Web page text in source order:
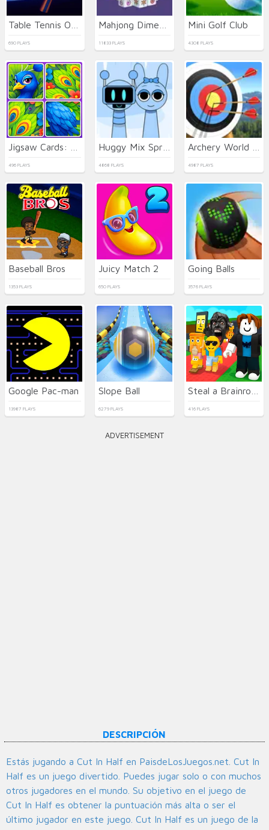
690 PLAYS 11833 PLAYS
Mini Golf Club
4308 PLAYS
496 PLAYS 4868 PLAYS 4987 PLAYS
Baseball Bros
1353 PLAYS
Juicy Match 2
650 PLAYS
Going Balls
3576 PLAYS
Google Pac-man
13987 PLAYS
Slope Ball
6279 PLAYS 416 PLAYS
ADVERTISEMENT
DESCRIPCIÓN
Estás jugando a Cut In Half en PaisdeLosJuegos.net. Cut In
Half es un juego divertido. Puedes jugar solo o con muchos
otros jugadores en el mundo. Su objetivo en el juego de
Cut In Half es obtener la puntuación más alta o ser el
último jugador en este juego. Cut In Half es un juego de la